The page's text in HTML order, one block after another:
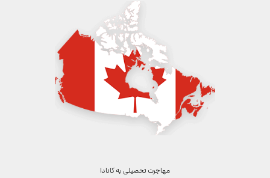
مهاجرت تحصیلی بهکانادا